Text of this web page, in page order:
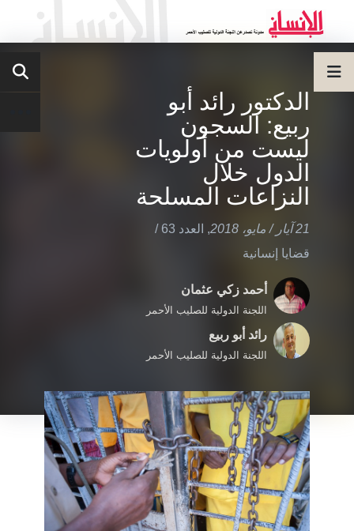
الدكتور رائد أبو
ربيع: السجون
ليست من أولويات
الدول خلال
النزاعات المسلحة
21 آيار / مايو، 2018 , العدد 63
/
قضايا إنسانية
أحمد زكي عثمان
اللجنة الدولية للصليب الأحمر
رائد أبو ربيع
اللجنة الدولية للصليب الأحمر